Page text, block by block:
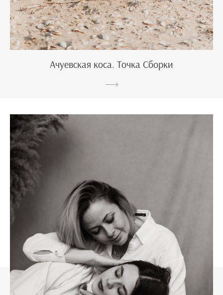
Ачуевская коса. Точка Сборки